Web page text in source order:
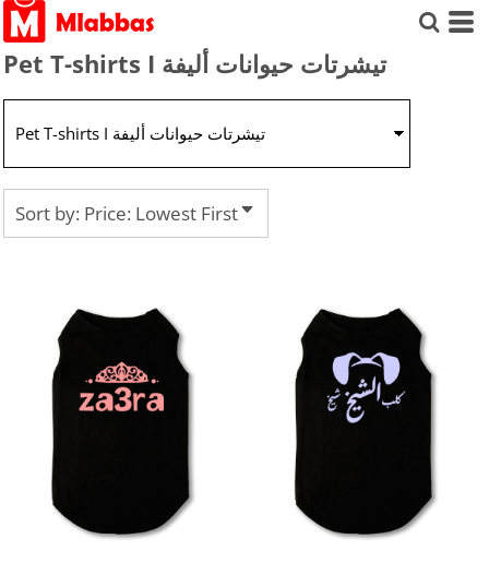
Pet T-shirts I تيشرتات حيوانات أليفة
Sort by: Price: Lowest First
Default
Price: Lowest First
Price: Highest First